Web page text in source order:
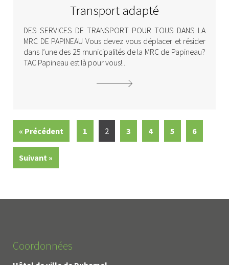
Transport adapté
DES SERVICES DE TRANSPORT POUR TOUS DANS LA
MRC DE PAPINEAU Vous devez vous déplacer et résider
dans l’une des 25 municipalités de la MRC de Papineau?
TAC Papineau est là pour vous!...
« Précédent 1 2 3 4 5 6
Suivant »
Coordonnées